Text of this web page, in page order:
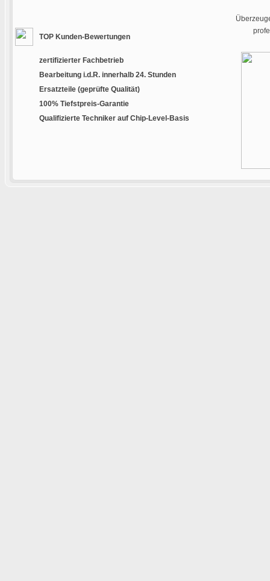
TOP Kunden-Bewertungen
zertifizierter Fachbetrieb
Bearbeitung i.d.R. innerhalb 24. Stunden
Ersatzteile (geprüfte Qualität)
100% Tiefstpreis-Garantie
Qualifizierte Techniker auf Chip-Level-Basis